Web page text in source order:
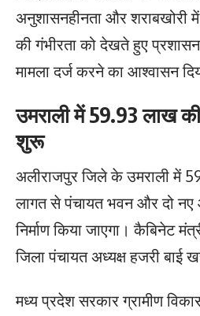
अनुशासनहीनता और शराबखोरी
की गंभीरता को देखते हुए
मामला दर्ज करने का आश्वासन
उमराली में 59.93 लाख
शुरू
अलीराजपुर जिले के उमराली में
लागत से पंचायत भवन और दो नए
निर्माण किया जाएगा। कैबिनेट
जिला पंचायत अध्यक्ष हजरी बाई
मध्य प्रदेश सरकार ग्रामीण